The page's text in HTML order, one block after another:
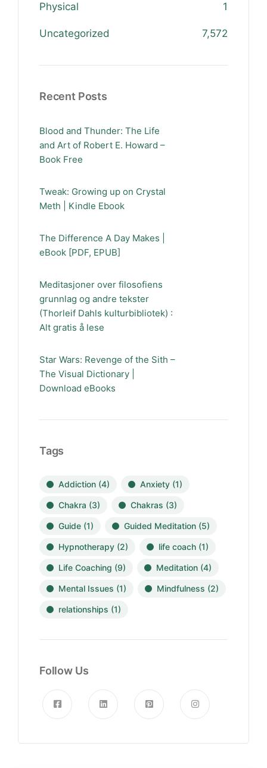
Physical 1
Uncategorized 7,572
Recent Posts
Blood and Thunder: The Life
and Art of Robert E. Howard –
Book Free
Tweak: Growing up on Crystal
Meth | Kindle Ebook
The Difference A Day Makes |
eBook [PDF, EPUB]
Meditasjoner over filosofiens
grunnlag og andre tekster
(Thorleif Dahls kulturbibliotek) :
Alt gratis å lese
Star Wars: Revenge of the Sith –
The Visual Dictionary |
Download eBooks
Tags
Addiction (4) Anxiety (1)
Chakra (3) Chakras (3)
Guide (1) Guided Meditation (5)
Hypnotherapy (2) life coach (1)
Life Coaching (9) Meditation (4)
Mental Issues (1) Mindfulness (2)
relationships (1)
Follow Us